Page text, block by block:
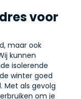
voor
maar ook
kunnen
isolerende
winter goed
Met als gevolg
om je